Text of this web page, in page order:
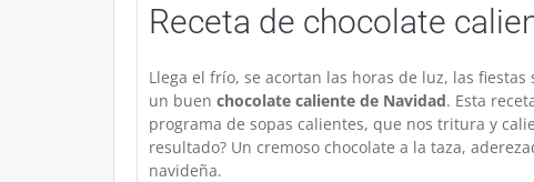
Receta de chocolate
Llega el frío, se acortan las horas de luz, las
un buen chocolate caliente de Navidad. Esta
programa de sopas calientes, que nos tritura y
resultado? Un cremoso chocolate a la taza,
navideña.